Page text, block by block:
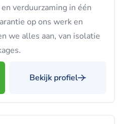
verduurzaming in één
op ons werk en
we alles aan, van isolatie
Bekijk profiel